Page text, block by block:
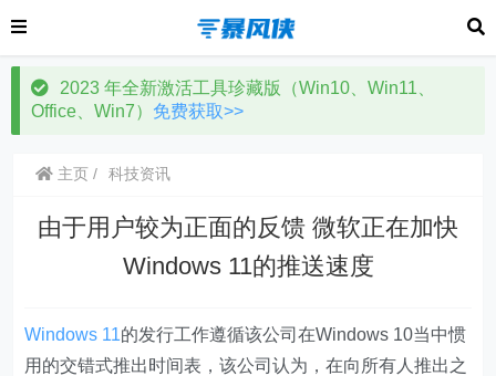
2023 年全新激活工具珍藏版（Win10、Win11、
Office、Win7） 免费获取>>
主页 科技资讯
由于用户较为正面的反馈 微软正在加快
Windows 11的推送速度
Windows 11的发行工作遵循该公司在Windows 10当中惯
用的交错式推出时间表，该公司认为，在向所有人推出之